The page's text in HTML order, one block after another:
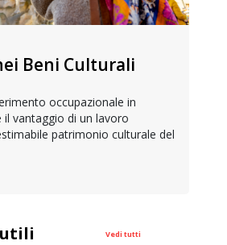
Beni Culturali
occupazionale in
vantaggio di un lavoro
patrimonio culturale del
Vedi tutti